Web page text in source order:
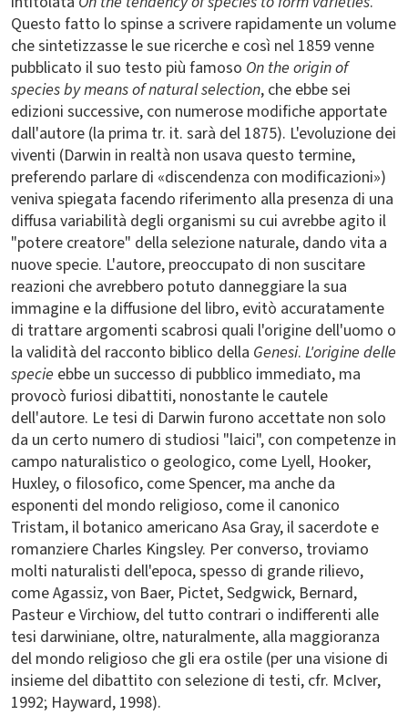
Questo fatto lo spinse a scrivere rapidamente un volume
che sintetizzasse le sue ricerche e così nel 1859 venne
pubblicato il suo testo più famoso On the origin of
species by means of natural selection, che ebbe sei
edizioni successive, con numerose modifiche apportate
dall'autore (la prima tr. it. sarà del 1875). L'evoluzione dei
viventi (Darwin in realtà non usava questo termine,
preferendo parlare di «discendenza con modificazioni»)
veniva spiegata facendo riferimento alla presenza di una
diffusa variabilità degli organismi su cui avrebbe agito il
"potere creatore" della selezione naturale, dando vita a
nuove specie. L'autore, preoccupato di non suscitare
reazioni che avrebbero potuto danneggiare la sua
immagine e la diffusione del libro, evitò accuratamente
di trattare argomenti scabrosi quali l'origine dell'uomo o
la validità del racconto biblico della Genesi. L'origine delle
specie ebbe un successo di pubblico immediato, ma
provocò furiosi dibattiti, nonostante le cautele
dell'autore. Le tesi di Darwin furono accettate non solo
da un certo numero di studiosi "laici", con competenze in
campo naturalistico o geologico, come Lyell, Hooker,
Huxley, o filosofico, come Spencer, ma anche da
esponenti del mondo religioso, come il canonico
Tristam, il botanico americano Asa Gray, il sacerdote e
romanziere Charles Kingsley. Per converso, troviamo
molti naturalisti dell'epoca, spesso di grande rilievo,
come Agassiz, von Baer, Pictet, Sedgwick, Bernard,
Pasteur e Virchiow, del tutto contrari o indifferenti alle
tesi darwiniane, oltre, naturalmente, alla maggioranza
del mondo religioso che gli era ostile (per una visione di
insieme del dibattito con selezione di testi, cfr. McIver,
1992; Hayward, 1998).